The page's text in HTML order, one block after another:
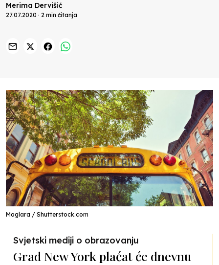
Merima Dervišić
27.07.2020 · 2 min čitanja
Maglara / Shutterstock.com
Svjetski mediji o obrazovanju
Grad New York plaćat će dnevnu